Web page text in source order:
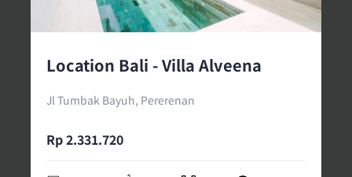
Location Bali - Villa Alveena
Jl Tumbak Bayuh, Pererenan
Rp 2.331.720